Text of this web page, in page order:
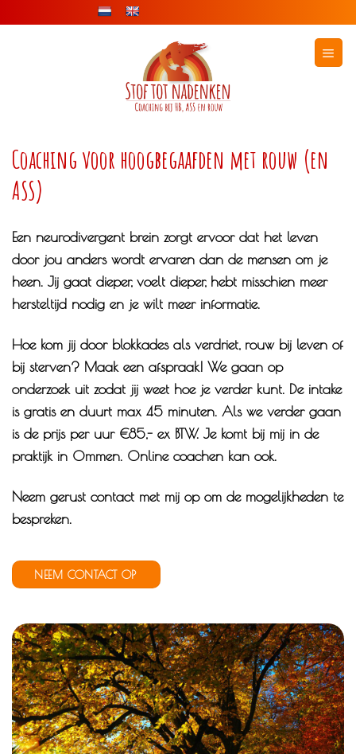
Coaching voor hoogbegaafden met rouw (en
ASS)
Een neurodivergent brein zorgt ervoor dat het leven
door jou anders wordt ervaren dan de mensen om je
heen. Jij gaat dieper, voelt dieper, hebt misschien meer
hersteltijd nodig en je wilt meer informatie.
Hoe kom jij door blokkades als verdriet, rouw bij leven of
bij sterven? Maak een afspraak! We gaan op
onderzoek uit zodat jij weet hoe je verder kunt. De intake
is gratis en duurt max 45 minuten. Als we verder gaan
is de prijs per uur €85,- ex BTW. Je komt bij mij in de
praktijk in Ommen. Online coachen kan ook.
Neem gerust contact met mij op om de mogelijkheden te
bespreken.
NEEM CONTACT OP